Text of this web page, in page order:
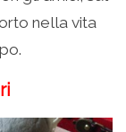
nella vita